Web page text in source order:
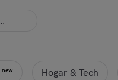
new Hogar & Tech